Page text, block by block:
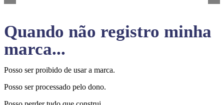
Quando não registro minha
marca...
Posso ser proibido de usar a marca.
Posso ser processado pelo dono.